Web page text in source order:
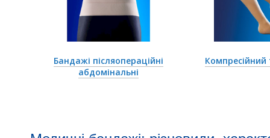
Бандажі післяопераційні
абдомінальні